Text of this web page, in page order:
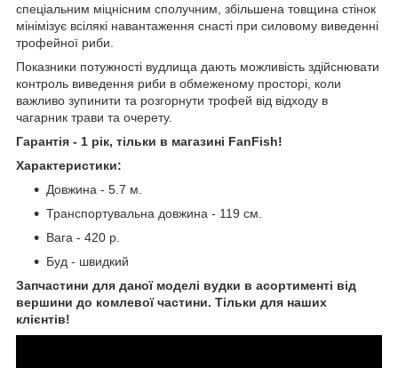
спеціальним міцнісним сполучним, збільшена товщина стінок
мінімізує всілякі навантаження снасті при силовому виведенні
трофейної риби.
Показники потужності вудлища дають можливість здійснювати
контроль виведення риби в обмеженому просторі, коли
важливо зупинити та розгорнути трофей від відходу в
чагарник трави та очерету.
Гарантія - 1 рік, тільки в магазині FanFish!
Характеристики:
Довжина - 5.7 м.
Транспортувальна довжина - 119 см.
Вага - 420 р.
Буд - швидкий
Запчастини для даної моделі вудки в асортименті від
вершини до комлевої частини. Тільки для наших
клієнтів!